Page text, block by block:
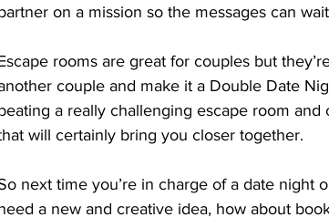
on a mission so the messages can
rooms are great for couples but
couple and make it a Double Date
a really challenging escape room
will certainly bring you closer together.
next time you’re in charge of a date night
a new and creative idea, how about